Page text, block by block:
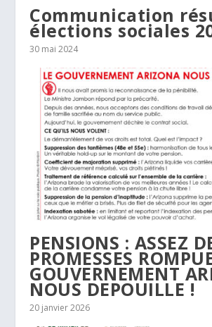
Communication
élections sociales
30 mai 2024
PENSIONS : ASSEZ
PROMESSES
GOUVERNEMENT
NOUS DEPOUILLE !
20 janvier 2026